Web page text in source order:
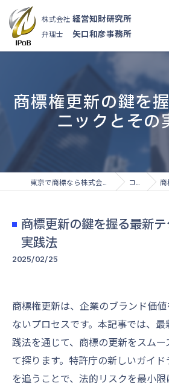
株式会社 経営知財研究所
弁理士 矢口和彦事務所
商標権更新の鍵を
ニックとその
コラム 商
商標更新の鍵を握る最新
実践法
2025/02/25
商標権更新は、企業のブランド価
ないプロセスです。本記事では、
践法を通じて、商標の更新をスム
て探ります。特許庁の新しいガイ
を追うことで、法的リスクを最小